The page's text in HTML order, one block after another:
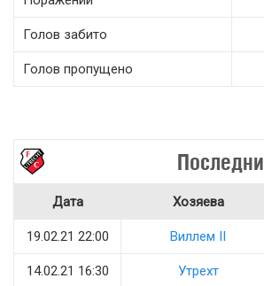
Голов забито
Голов пропущено
Дата Хозяева
19.02.21 22:00 Виллем II
14.02.21 16:30 Утрехт